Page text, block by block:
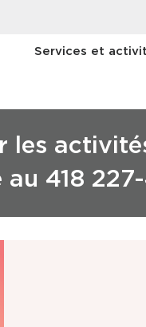
Services et
les
418